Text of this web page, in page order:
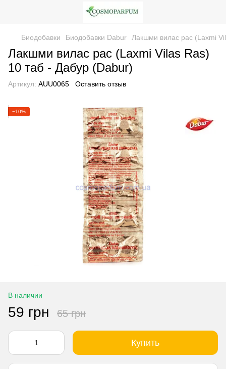
Биодобавки Биодобавки Dabur Лакшми вилас рас (Laxmi
Лакшми вилас рас (Laxmi Vilas Ras)
10 таб - Дабур (Dabur)
Артикул: AUU0065 Оставить отзыв
−10%
В наличии
59 грн 65 грн
Купить